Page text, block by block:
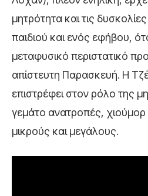
μητρότητα και τις
παιδιού και ενός εφήβου,
μεταφυσικό περιστατικό
απίστευτη Παρασκευή. Η
επιστρέφει στον ρόλο της
γεμάτο ανατροπές, χιούμορ
μικρούς και μεγάλους.